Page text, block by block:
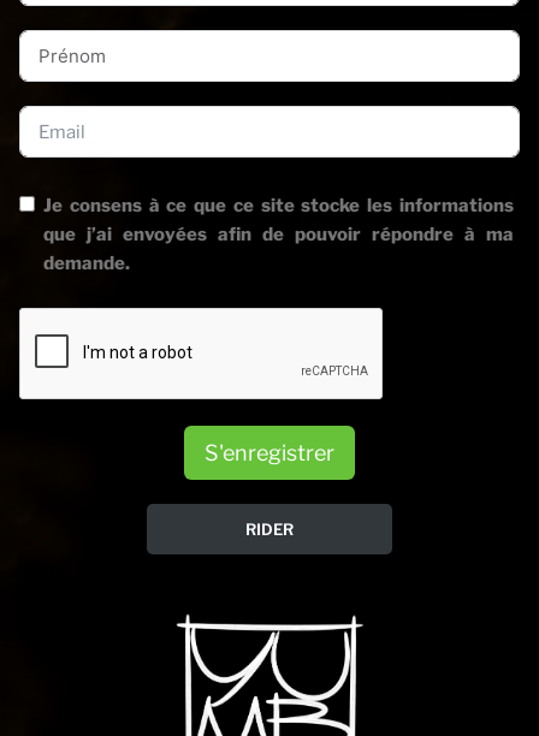
Je consens à ce que ce site stocke les informations
que j’ai envoyées afin de pouvoir répondre à ma
demande.
S'enregistrer
RIDER